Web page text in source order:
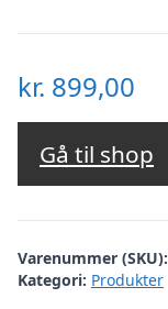
kr. 899,00
Gå til shop
Varenummer (SKU):
Kategori: Produkter